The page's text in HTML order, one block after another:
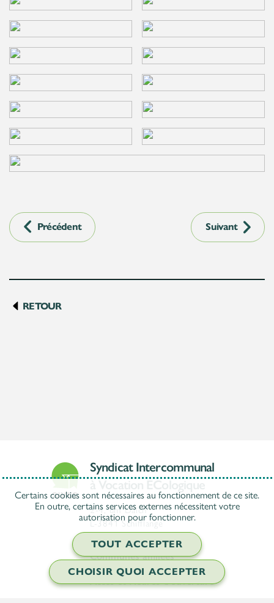
Précédent Suivant
RETOUR
Syndicat Intercommunal
2-4, um Däich
L-3841 Schifflange
Communes affiliées
Accès et Heures d'ouverture
Certains cookies sont nécessaires au fonctionnement de ce site.
En outre, certains services externes nécessitent votre
autorisation pour fonctionner.
TOUT ACCEPTER
CHOISIR QUOI ACCEPTER